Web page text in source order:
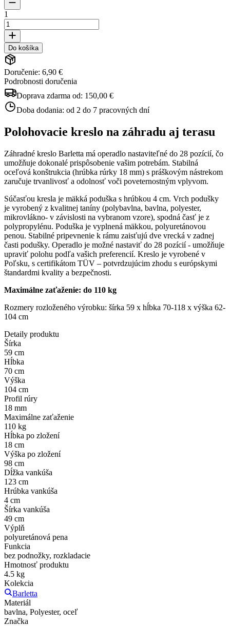
1
Do košíka
Doručenie: 6,90 €
Podrobnosti doručenia
Doprava zdarma od: 150,00 €
Doba dodania: od 2 do 7 pracovných dní
Polohovacie kreslo na záhradu aj terasu
Záhradné kreslo Barletta má operadlo nastaviteľné do 28 pozícií, čo
umožňuje dokonalé prispôsobenie vašim potrebám. Stabilná
oceľová konštrukcia (hrúbka rúrky 18 mm) s práškovým nástrekom
zaručuje trvanlivosť a odolnosť voči poveternostným vplyvom.
Súčasťou kresla je mäkká poduška s hrúbkou 4 cm. Vrch podušky
je vyrobený z kvalitnej taníny (polybavlna, bavlna, polyester,
mikrovlákno- v závislosti na vybranom vzore), spodná časť je z
polypropylénu. Poduška je vyplnená mäkkou, polyuretánovou
penou. Stabilné pripevnenie k rámu zaisťujú dve vrecká v zadnej
časti podušky. Operadlo je možné nastaviť do 28 pozícií - umožňuje
upraviť polohu podľa vašich preferencií. Kreslo je vyrobené v
Poľsku, s certifikátom TÜV – potvrdzujúcim zhodu s európskymi
štandardmi kvality a bezpečnosti.
Maximálne zaťaženie: do 110 kg
Rozmery rozloženého výrobku: šírka 59 x hĺbka 70-118 x výška 62-
104 cm
Detaily produktu
Šírka
59 cm
Hĺbka
70 cm
Výška
104 cm
Profil rúry
18 mm
Maximálne zaťaženie
110 kg
Hĺbka po zložení
18 cm
Výška po zložení
98 cm
Dĺžka vankúša
123 cm
Hrúbka vankúša
4 cm
Šírka vankúša
49 cm
Výplň
polyuretánová pena
Funkcia
bez podnožky, rozkladacie
Hmotnosť produktu
4.5 kg
Kolekcia
Barletta
Materiál
bavlna, Polyester, oceľ
Značka